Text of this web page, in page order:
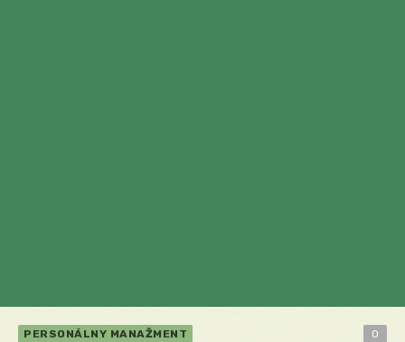
PERSONÁLNY MANAŽMENT 0